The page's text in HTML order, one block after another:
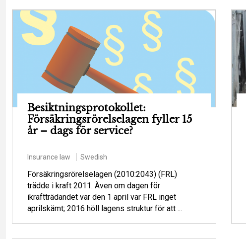
Besiktningsprotokollet:
Försäkringsrörelselagen fyller 15
år – dags för service?
Insurance law Swedish
Försäkringsrörelselagen (2010:2043) (FRL)
trädde i kraft 2011. Även om dagen för
ikraftträdandet var den 1 april var FRL inget
aprilskämt; 2016 höll lagens struktur för att ...